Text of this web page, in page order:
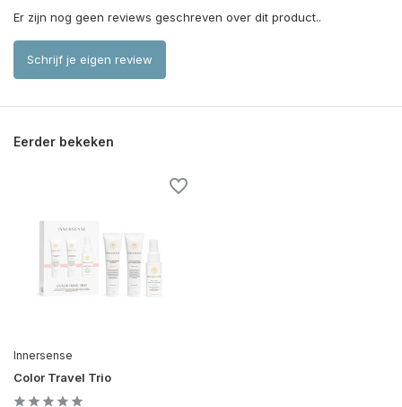
Er zijn nog geen reviews geschreven over dit product..
Schrijf je eigen review
Eerder bekeken
Innersense
Color Travel Trio